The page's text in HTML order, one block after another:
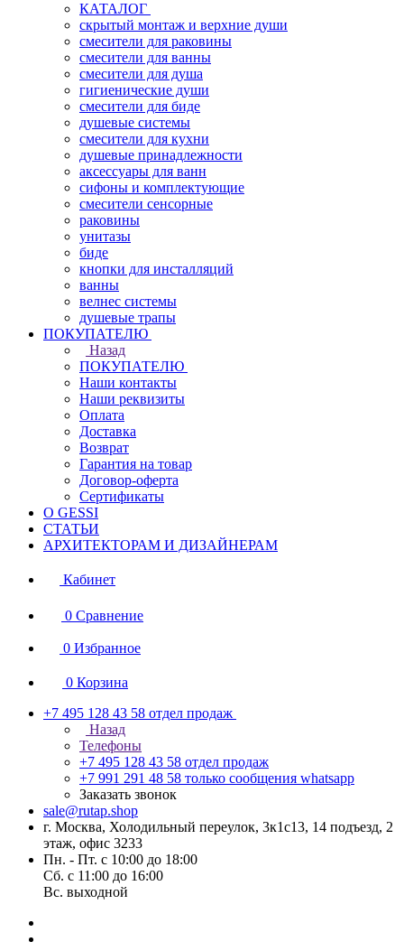
КАТАЛОГ
скрытый монтаж и верхние души
смесители для раковины
смесители для ванны
смесители для душа
гигиенические души
смесители для биде
душевые системы
смесители для кухни
душевые принадлежности
аксессуары для ванн
сифоны и комплектующие
смесители сенсорные
раковины
унитазы
биде
кнопки для инсталляций
ванны
велнес системы
душевые трапы
ПОКУПАТЕЛЮ
Назад
ПОКУПАТЕЛЮ
Наши контакты
Наши реквизиты
Оплата
Доставка
Возврат
Гарантия на товар
Договор-оферта
Сертификаты
О GESSI
СТАТЬИ
АРХИТЕКТОРАМ И ДИЗАЙНЕРАМ
Кабинет
0 Сравнение
0 Избранное
0 Корзина
+7 495 128 43 58 отдел продаж
Назад
Телефоны
+7 495 128 43 58 отдел продаж
+7 991 291 48 58 только сообщения whatsapp
Заказать звонок
sale@rutap.shop
г. Москва, Холодильный переулок, 3к1с13, 14 подъезд, 2
этаж, офис 3233
Пн. - Пт. с 10:00 до 18:00
Сб. с 11:00 до 16:00
Вс. выходной